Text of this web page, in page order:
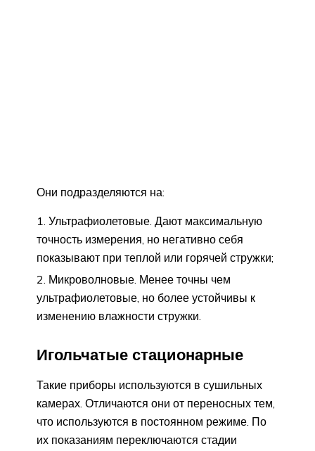
Они подразделяются на:
Ультрафиолетовые. Дают максимальную
точность измерения, но негативно себя
показывают при теплой или горячей стружки;
Микроволновые. Менее точны чем
ультрафиолетовые, но более устойчивы к
изменению влажности стружки.
Игольчатые стационарные
Такие приборы используются в сушильных
камерах. Отличаются они от переносных тем,
что используются в постоянном режиме. По
их показаниям переключаются стадии